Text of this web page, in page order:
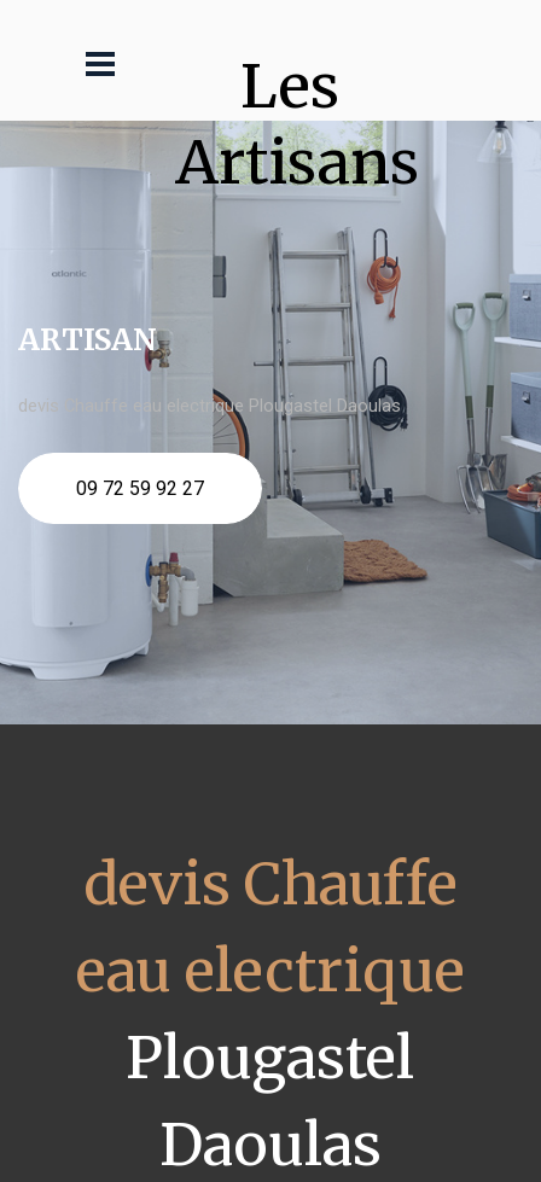
Les
Artisans
ARTISAN
devis Chauffe eau electrique Plougastel Daoulas
09 72 59 92 27
devis Chauffe
eau electrique
Plougastel
Daoulas